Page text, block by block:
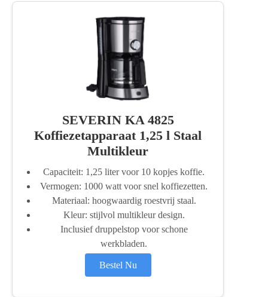
SEVERIN KA 4825
Koffiezetapparaat 1,25 l Staal
Multikleur
Capaciteit: 1,25 liter voor 10 kopjes koffie.
Vermogen: 1000 watt voor snel koffiezetten.
Materiaal: hoogwaardig roestvrij staal.
Kleur: stijlvol multikleur design.
Inclusief druppelstop voor schone
werkbladen.
Bestel Nu